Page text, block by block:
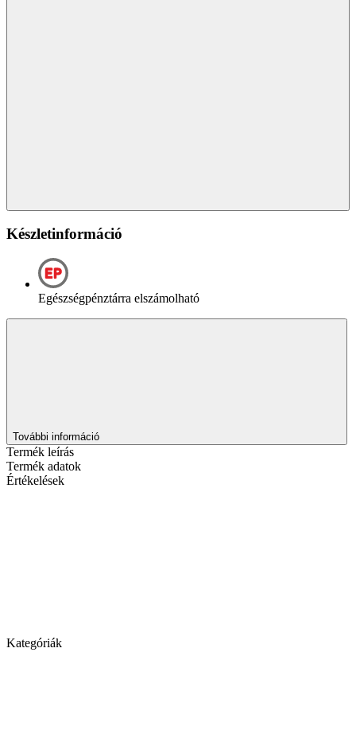
Készletinformáció
Egészségpénztárra elszámolható
További információ
Termék leírás
Termék adatok
Értékelések
Kategóriák